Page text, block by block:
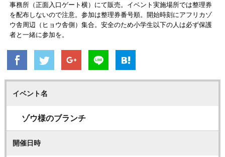
事務所（正面入口ゲート横）にて販売。イベント実施場所では整理券
を配布しないので注意。参加は整理券番号順。開始時刻にアフリカゾ
ウ舎周辺（ヒョウ舎側）集合。安全のため小学生以下の人は必ず保護
者と一緒に参加を。
イベント名
ゾウ様のブランチ
開催日時